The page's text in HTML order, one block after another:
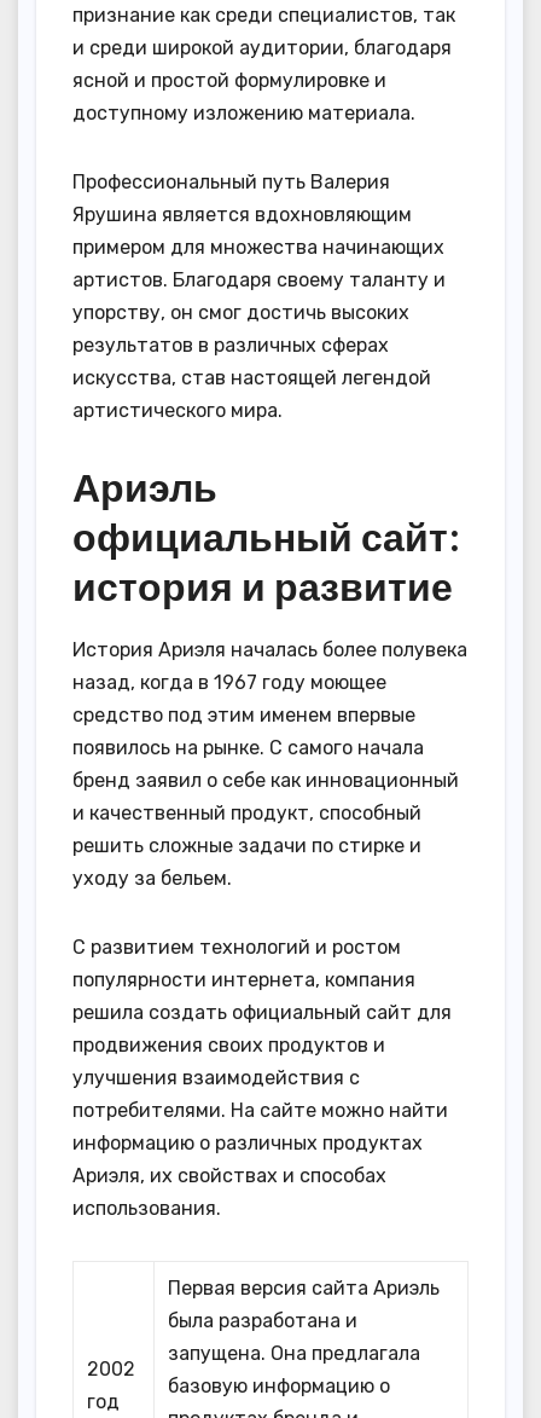
признание как среди специалистов, так
и среди широкой аудитории, благодаря
ясной и простой формулировке и
доступному изложению материала.
Профессиональный путь Валерия
Ярушина является вдохновляющим
примером для множества начинающих
артистов. Благодаря своему таланту и
упорству, он смог достичь высоких
результатов в различных сферах
искусства, став настоящей легендой
артистического мира.
Ариэль
официальный сайт:
история и развитие
История Ариэля началась более полувека
назад, когда в 1967 году моющее
средство под этим именем впервые
появилось на рынке. С самого начала
бренд заявил о себе как инновационный
и качественный продукт, способный
решить сложные задачи по стирке и
уходу за бельем.
С развитием технологий и ростом
популярности интернета, компания
решила создать официальный сайт для
продвижения своих продуктов и
улучшения взаимодействия с
потребителями. На сайте можно найти
информацию о различных продуктах
Ариэля, их свойствах и способах
использования.
2002
год
Первая версия сайта Ариэль
была разработана и
запущена. Она предлагала
базовую информацию о